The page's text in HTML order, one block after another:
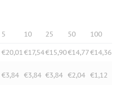
5 10 25 50 100
€20,01€17,54€15,90€14,77€14,36
€3,84 €3,84 €3,84 €2,04 €1,12